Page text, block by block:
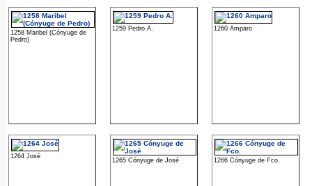
1258 Maribel (Cónyuge de
Pedro)
1259 Pedro A. 1260 Amparo
1264 José
1265 Cónyuge de José 1266 Cónyuge de Fco.